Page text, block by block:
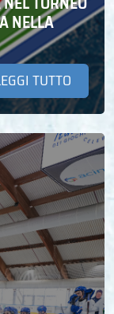
NELLA
TUTTO